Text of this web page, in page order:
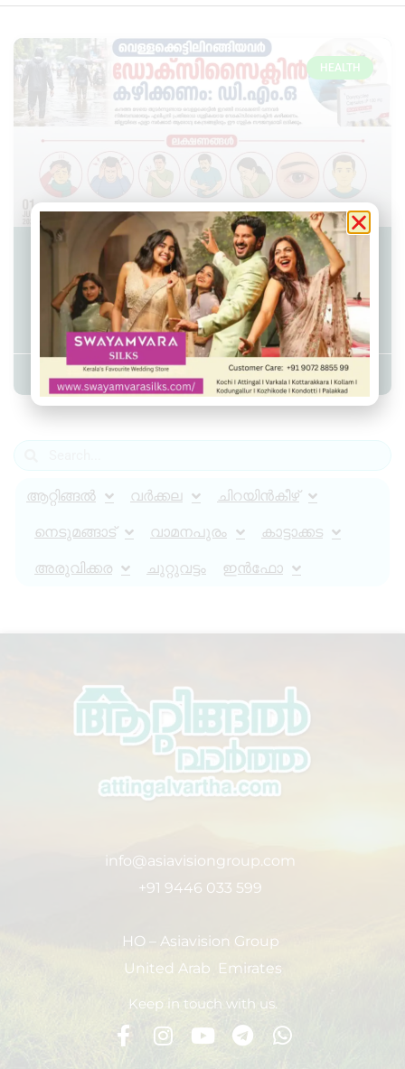
HEALTH
വെള്ളക്കെട്ടിലിറങ്ങിയവർ
ഡോക്‌സിസൈക്ലിൻ കഴിക്കണം:
ഡി എം ഒ
Admin YS June 1, 2026 7:41 pm
ആറ്റിങ്ങൽ വർക്കല ചിറയിൻകീഴ്
നെടുമങ്ങാട് വാമനപുരം കാട്ടാക്കട
അരുവിക്കര ചുറ്റുവട്ടം ഇൻഫോ
info@asiavisiongroup.com
+91 9446 033 599
HO – Asiavision Group
United Arab Emirates
Keep in touch with us.